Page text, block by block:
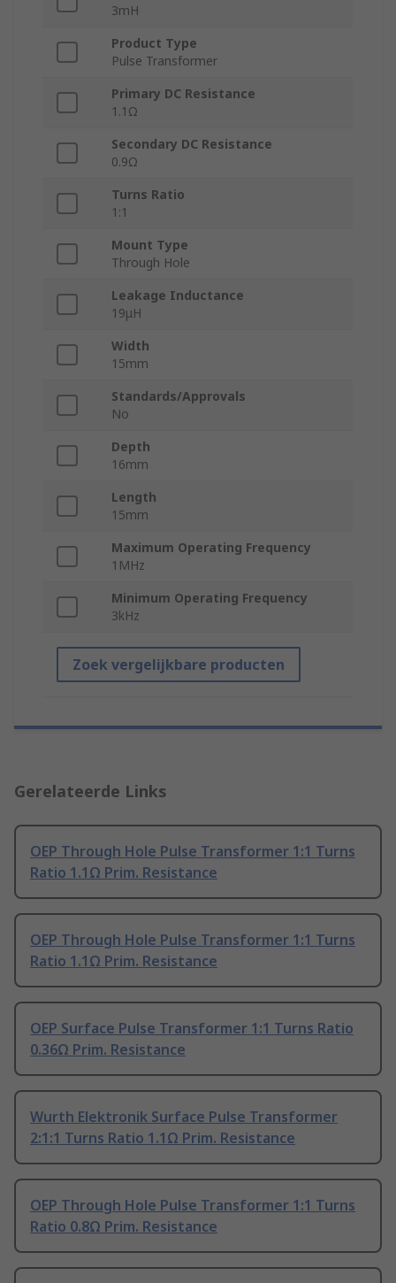
3mH
Product Type
Pulse Transformer
Primary DC Resistance
1.1Ω
Secondary DC Resistance
0.9Ω
Turns Ratio
1:1
Mount Type
Through Hole
Leakage Inductance
19μH
Width
15mm
Standards/Approvals
No
Depth
16mm
Length
15mm
Maximum Operating Frequency
1MHz
Minimum Operating Frequency
3kHz
Zoek vergelijkbare producten
Gerelateerde Links
OEP Through Hole Pulse Transformer 1:1 Turns
Ratio 1.1Ω Prim. Resistance
OEP Through Hole Pulse Transformer 1:1 Turns
Ratio 1.1Ω Prim. Resistance
OEP Surface Pulse Transformer 1:1 Turns Ratio
0.36Ω Prim. Resistance
Wurth Elektronik Surface Pulse Transformer
2:1:1 Turns Ratio 1.1Ω Prim. Resistance
OEP Through Hole Pulse Transformer 1:1 Turns
Ratio 0.8Ω Prim. Resistance